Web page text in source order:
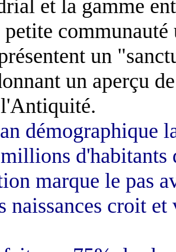
et la gamme
petite
un
un aperçu
démographique
marque le pas
naissances croit